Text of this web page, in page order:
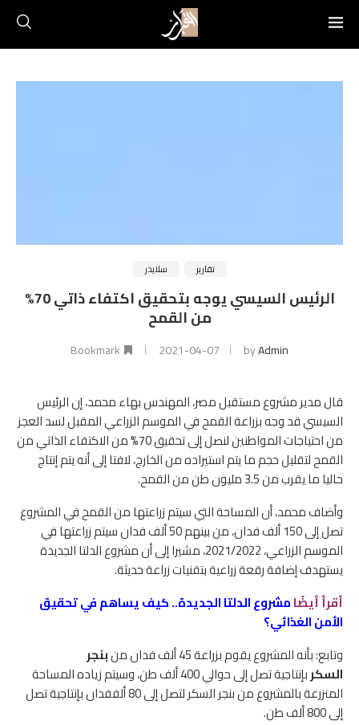
تقارير سلايدر
الرئيس السيسي يوجه بتحقيق اكتفاء ذاتي 70%
من القمح
byAdmin
2021-04-07
Bookmark
قال مدير مشروع مستقبل مصر، المهندس بهاء محمد، إن الرئيس
السيسي قد وجه بزراعة القمح في الموسم الزراعي المقبل لسد العجز
من احتياجات المواطنين لنصل إلى تحقيق 70% من الاكتفاء الذاتي من
القمح لتقليل حجم ما يتم استيراده من الخارج، لافتا إلى أنه يتم إنتاج
حاليا ما يقرب من 3.5 مليون طن من القمح.
وأضاف محمد، أن المساحة التي سيتم زراعتها من القمح في المشروع
تصل إلى 150 ألف فدان، من بينهم 50 ألف فدان سيتم زراعتها في
الموسم الزراعي، 2021/2022، مشيرا إلى أن مشروع الدلتا الجديدة
يستهدف إضافة رقعة زراعية بتقنيات زراعة حديثة.
أقرأ أيضًامشروع الدلتا الجديدة.. كيف يساهم في تحقيق
الأمن الغذائي؟
وتابع: بأنه المشروع يقوم بزراعة 45 ألف فدان من
بنجر
السكر
بإنتاجية تصل إلى حوالي 400 ألف طن، وسيتم زياده المساحة
المنزرعة بالمشروع من بنجر السكر لتصل إلى 80 ألففدان بإنتاجية تصل
إلى 800 ألف طن.